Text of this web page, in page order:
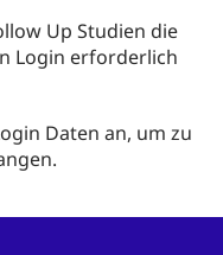
Up Studien die
Login erforderlich
Daten an, um zu